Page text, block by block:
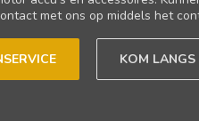
met ons op middels het
KOM